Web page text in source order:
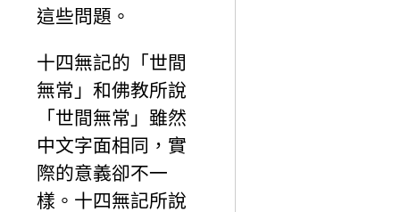
這些問題。
十四無記的「世間
無常」和佛教所說
「世間無常」雖然
中文字面相同，實
際的意義卻不一
樣。十四無記所說